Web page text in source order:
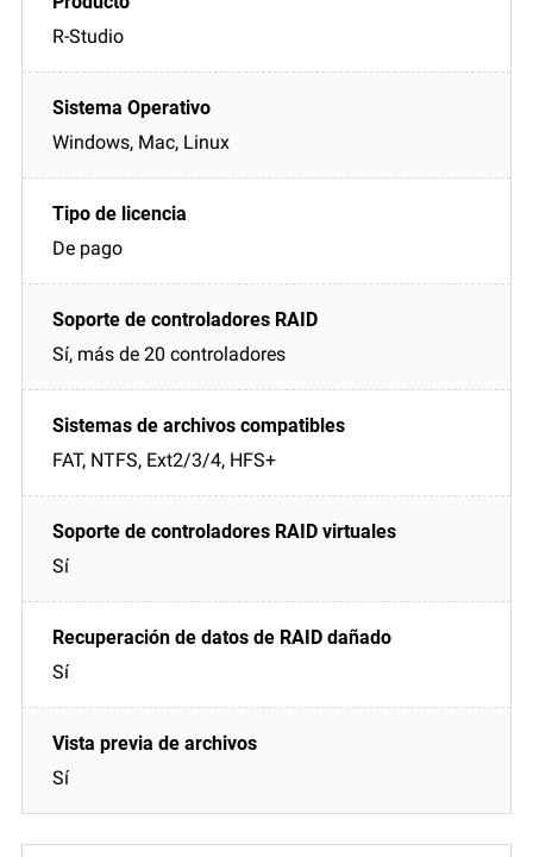
R-Studio
Windows, Mac, Linux
De pago
Sí, más de 20 controladores
FAT, NTFS, Ext2/3/4, HFS+
Sí
Sí
Sí